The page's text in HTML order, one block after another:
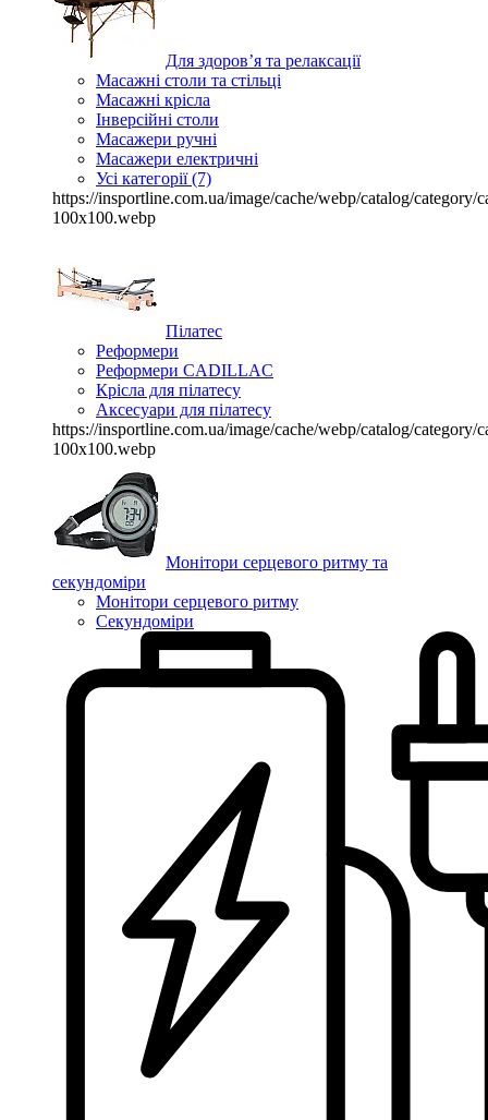
Для здоров’я та релаксації
Масажні столи та стільці
Масажні крісла
Інверсійні столи
Масажери ручні
Масажери електричні
Усі категорії (7)
https://insportline.com.ua/image/cache/webp/catalog/category/
100x100.webp
Пілатес
Реформери
Реформери CADILLAC
Крісла для пілатесу
Аксесуари для пілатесу
https://insportline.com.ua/image/cache/webp/catalog/category/
100x100.webp
Монітори серцевого ритму та
секундоміри
Монітори серцевого ритму
Секундоміри